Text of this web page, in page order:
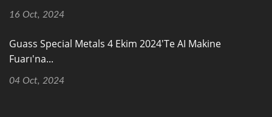
16 Oct, 2024
Guass Special Metals 4 Ekim 2024'te AI Makine
Fuarı'na...
04 Oct, 2024